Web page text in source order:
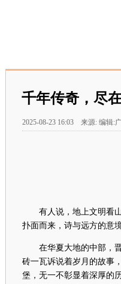
千年传奇，尽
2025-08-23 16:03 来源: 编辑:
有人说，地上文明看
扑面而来，诗与远方的意
在华夏大地的中部，
砖一瓦诉说着岁月的故事
堡，无一不彰显着深厚的